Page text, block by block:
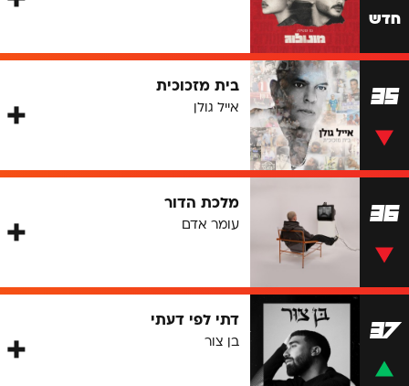
חדש
35 בית מזכוכית
אייל גולן
36 מלכת הדור
עומר אדם
37 דתי לפי דעתי
בן צור